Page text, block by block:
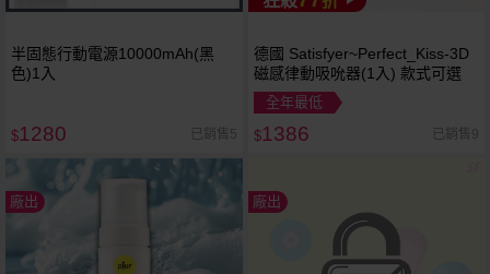
半固態行動電源10000mAh(黑
色)1入
$1280 已銷售5
德國 Satisfyer~Perfect_Kiss-3D
磁感律動吸吮器(1入) 款式可選
全年最低
$1386 已銷售9
廠出 廠出